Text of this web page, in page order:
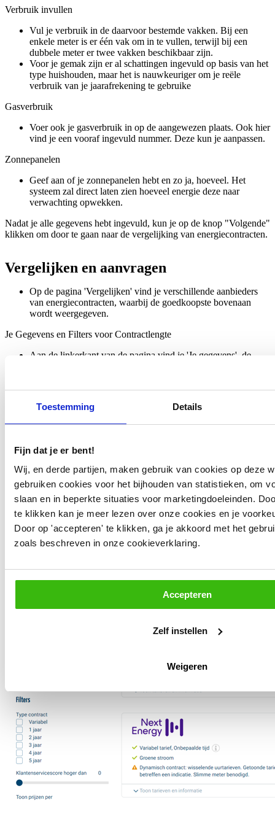
Toestemming Details
Fijn dat je er bent!
Wij, en derde partijen, maken gebruik van cookies op deze
gebruiken cookies voor het bijhouden van statistieken, om
slaan en in beperkte situaties voor marketingdoeleinden.
te klikken kan je meer lezen over onze cookies en je
Door op 'accepteren' te klikken, ga je akkoord met het
zoals beschreven in onze cookieverklaring.
Accepteren
Zelf instellen
Weigeren
Verbruik invullen
Vul je verbruik in de daarvoor bestemde vakken. Bij een
enkele meter is er één vak om in te vullen, terwijl bij een
dubbele meter er twee vakken beschikbaar zijn.
Voor je gemak zijn er al schattingen ingevuld op basis van het
type huishouden, maar het is nauwkeuriger om je reële
verbruik van je jaarafrekening te gebruike
Gasverbruik
Voer ook je gasverbruik in op de aangewezen plaats. Ook hier
vind je een vooraf ingevuld nummer. Deze kun je aanpassen.
Zonnepanelen
Geef aan of je zonnepanelen hebt en zo ja, hoeveel. Het
systeem zal direct laten zien hoeveel energie deze naar
verwachting opwekken.
Nadat je alle gegevens hebt ingevuld, kun je op de knop "Volgende"
klikken om door te gaan naar de vergelijking van energiecontracten.
Vergelijken en aanvragen
Op de pagina 'Vergelijken' vind je verschillende aanbieders
van energiecontracten, waarbij de goedkoopste bovenaan
wordt weergegeven.
Je Gegevens en Filters voor Contractlengte
Aan de linkerkant van de pagina vind je 'Je gegevens', de
contract. Hier kun je kiezen tussen variabele of jaarcontracten.
van de variabele contracten en te herkennen is aan de
waarschuwing (in de vorm van een oranje driehoek) bij de
je de blauwe banner aan de bovenkant van de pagina openen.
Tarieven en Aanbieder
Onderaan het blok van elk aanbod vind je de optie 'Toon
tarieven en informatie' voor meer details over de tarieven en
de aanbieder.